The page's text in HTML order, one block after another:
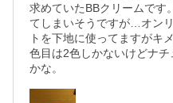
求めていたBBクリームです
てしまいそうですが…オン
トを下地に使ってますがキ
色目は2色しかないけどナ
かな。